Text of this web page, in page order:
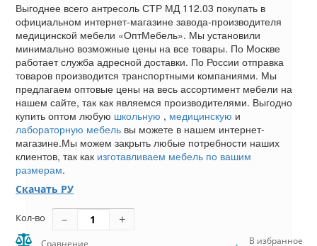
Выгоднее всего антресоль СТР МД 112.03 покупать в
официальном интернет-магазине завода-производителя
медицинской мебели «ОптМебель». Мы установили
минимально возможные цены на все товары. По Москве
работает служба адресной доставки. По России отправка
товаров производится транспортными компаниями. Мы
предлагаем оптовые цены на весь ассортимент мебели на
нашем сайте, так как являемся производителями. Выгодно
купить оптом любую школьную , медицинскую и
лабораторную мебель вы можете в нашем интернет-
магазине.Мы можем закрыть любые потребности наших
клиентов, так как изготавливаем мебель по вашим
размерам.
Скачать РУ
Кол-во
Сравнение В избранное